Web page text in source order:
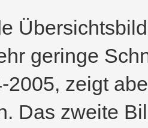
geringe
2005, zeigt
Das zweite